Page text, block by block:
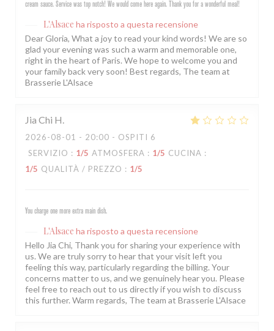
cream sauce. Service was top notch! We would come here again. Thank you for a wonderful meal!
L'Alsace ha risposto a questa recensione
Dear Gloria, What a joy to read your kind words! We are so
glad your evening was such a warm and memorable one,
right in the heart of Paris. We hope to welcome you and
your family back very soon! Best regards, The team at
Brasserie L'Alsace
Jia Chi H
2026-08-01 - 20:00 - OSPITI 6
SERVIZIO : 1/5 ATMOSFERA : 1/5 CUCINA :
1/5 QUALITÀ / PREZZO : 1/5
You charge one more extra main dish.
L'Alsace ha risposto a questa recensione
Hello Jia Chi, Thank you for sharing your experience with
us. We are truly sorry to hear that your visit left you
feeling this way, particularly regarding the billing. Your
concerns matter to us, and we genuinely hear you. Please
feel free to reach out to us directly if you wish to discuss
this further. Warm regards, The team at Brasserie L'Alsace